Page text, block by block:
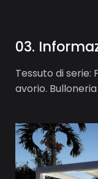
03. Informa
Tessuto di serie:
avorio. Bulloneria